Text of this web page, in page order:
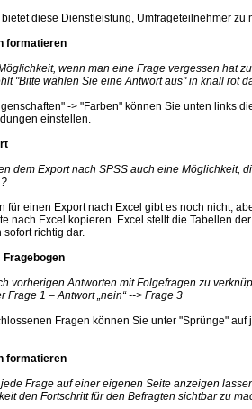
diese Dienstleistung, Umfrageteilnehmer zu
formatieren
wenn man eine Frage vergessen hat
"Bitte wählen Sie eine Antwort aus" in knall rot
-> "Farben" können Sie unten links
einstellen.
dem Export nach SPSS auch eine Möglichkeit,
für einen Export nach Excel gibt es noch nicht,
nach Excel kopieren. Excel stellt die Tabellen
richtig dar.
Fragebogen
vorherigen Antworten mit Folgefragen zu
Frage 1 – Antwort „nein“ --> Frage 3
Fragen können Sie unter "Sprünge"
formatieren
Frage auf einer eigenen Seite anzeigen
den Fortschritt für den Befragten sichtbar zu